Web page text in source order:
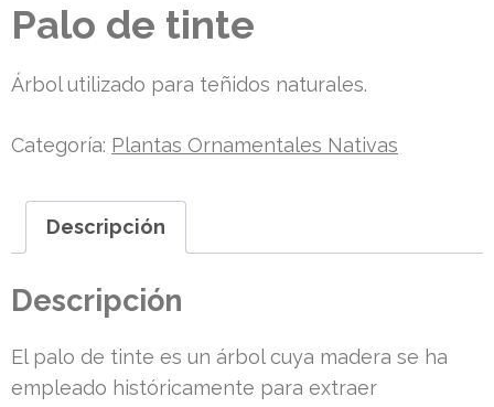
Palo de tinte
Árbol utilizado para teñidos naturales.
Categoría: Plantas Ornamentales Nativas
Descripción
Descripción
El palo de tinte es un árbol cuya madera se ha
empleado históricamente para extraer